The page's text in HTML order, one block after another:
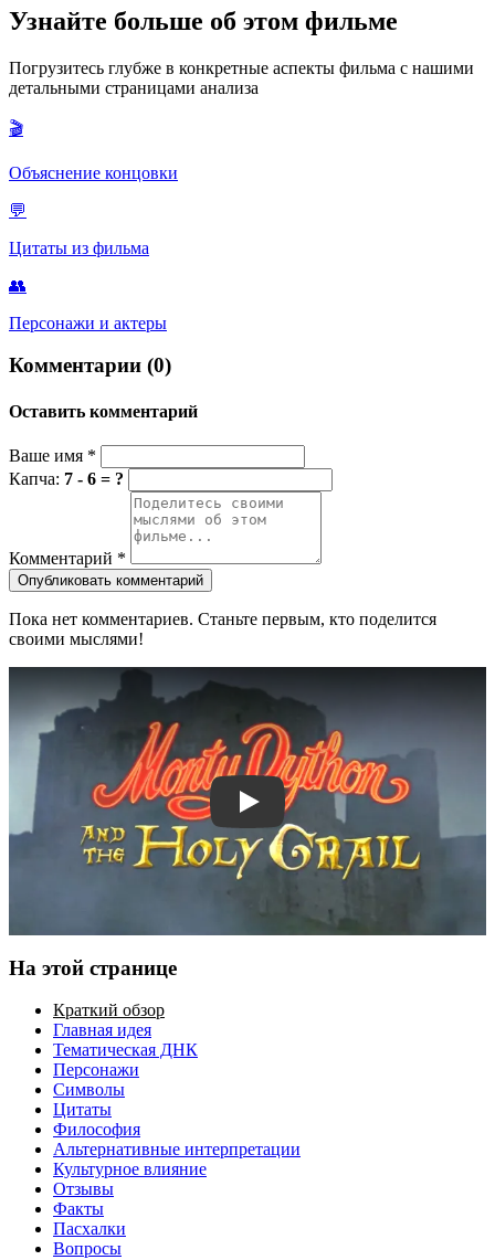
Это сатира на средневековую лженауку и толпу. Логика
Бедевера («ведьмы горят как дерево, дерево плавает как утка,
подгоняют факты под свои предрассудки.
Узнайте больше об этом фильме
Погрузитесь глубже в конкретные аспекты фильма с нашими
детальными страницами анализа
🎬
Объяснение концовки
💬
Цитаты из фильма
👥
Персонажи и актеры
Комментарии (0)
Оставить комментарий
Ваше имя *
Капча: 7 - 6 = ?
Комментарий *
Опубликовать комментарий
Пока нет комментариев. Станьте первым, кто поделится
своими мыслями!
Смотреть трейлер
На этой странице
Краткий обзор
Главная идея
Тематическая ДНК
Персонажи
Символы
Цитаты
Философия
Альтернативные интерпретации
Культурное влияние
Отзывы
Факты
Пасхалки
Вопросы